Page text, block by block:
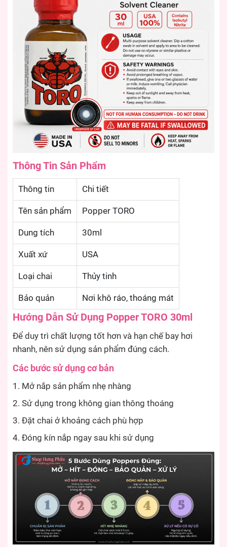
Thông Tin Sản Phẩm
Thông tin Chi tiết
Tên sản phẩm Popper TORO
Dung tích 30ml
Xuất xứ USA
Loại chai Thủy tinh
Bảo quản Nơi khô ráo, thoáng mát
Hướng Dẫn Sử Dụng Popper TORO 30ml
Để duy trì chất lượng tốt hơn và hạn chế bay hơi
nhanh, nên sử dụng sản phẩm đúng cách.
Các bước sử dụng cơ bản
Mở nắp sản phẩm nhẹ nhàng
Sử dụng trong không gian thông thoáng
Đặt chai ở khoảng cách phù hợp
Đóng kín nắp ngay sau khi sử dụng